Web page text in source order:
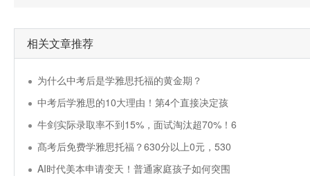
相关文章推荐
为什么中考后是学雅思托福的黄金期？
中考后学雅思的10大理由！第4个直接决定孩
牛剑实际录取率不到15%，面试淘汰超70%！6
髙考后免费学雅思托福？630分以上0元，530
AI时代美本申请变天！普通家庭孩子如何突围